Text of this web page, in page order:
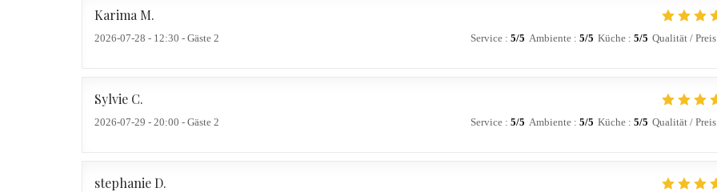
Karima M
2026-07-28 - 12:30 - Gäste 2 Service : 5/5 Ambiente : 5/5 Küche : 5/5 Qualität / Preis
Sylvie C
2026-07-29 - 20:00 - Gäste 2 Service : 5/5 Ambiente : 5/5 Küche : 5/5 Qualität / Preis
stephanie D